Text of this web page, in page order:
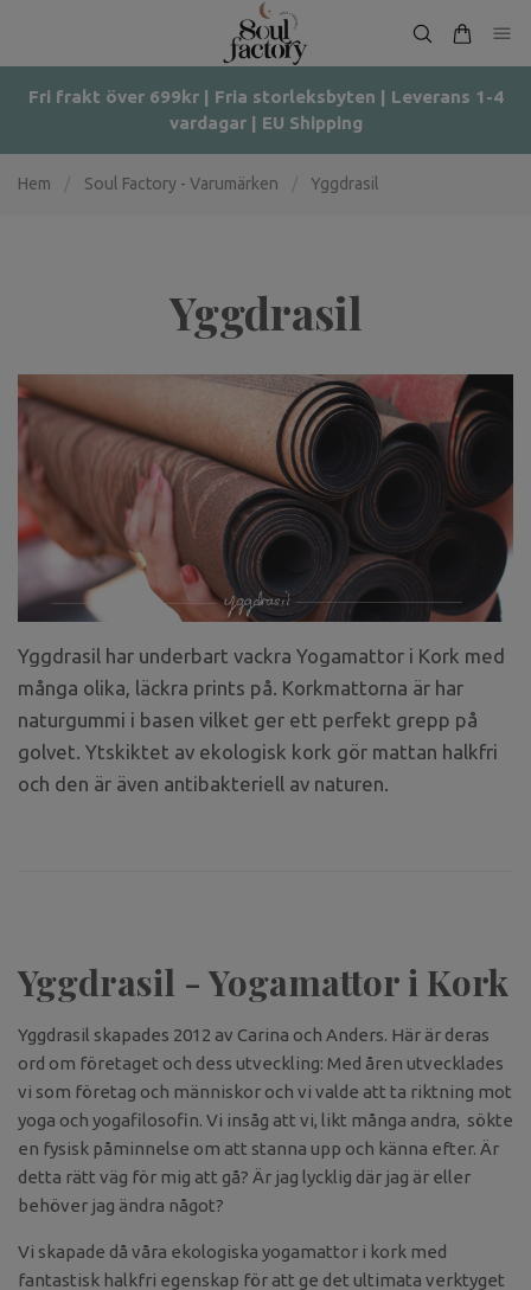
Fri frakt över 699kr | Fria storleksbyten | Leverans 1-4
vardagar | EU Shipping
Hem Soul Factory - Varumärken Yggdrasil
Yggdrasil
Yggdrasil har underbart vackra Yogamattor i Kork med
många olika, läckra prints på. Korkmattorna är har
naturgummi i basen vilket ger ett perfekt grepp på
golvet. Ytskiktet av ekologisk kork gör mattan halkfri
och den är även antibakteriell av naturen.
Yggdrasil - Yogamattor i Kork
Yggdrasil skapades 2012 av Carina och Anders. Här är deras
ord om företaget och dess utveckling: Med åren utvecklades
vi som företag och människor och vi valde att ta riktning mot
yoga och yogafilosofin. Vi insåg att vi, likt många andra, sökte
en fysisk påminnelse om att stanna upp och känna efter. Är
detta rätt väg för mig att gå? Är jag lycklig där jag är eller
behöver jag ändra något?
Vi skapade då våra ekologiska yogamattor i kork med
fantastisk halkfri egenskap för att ge det ultimata verktyget